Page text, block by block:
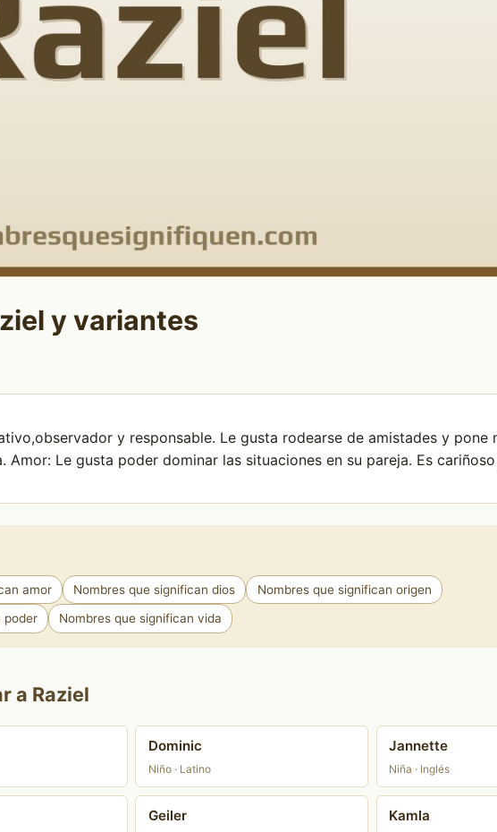
y variantes
y responsable. Le gusta rodearse de amistades y pone
Le gusta poder dominar las situaciones en su pareja. Es
amor Nombres que significan dios Nombres que significan origen
poder Nombres que significan vida
a Raziel
Dominic
Niño · Latino
Jannette
Niña · Inglés
Geiler Kamla